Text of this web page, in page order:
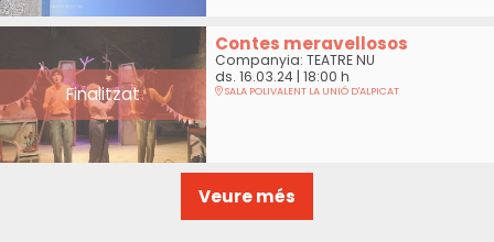
Finalitzat
Contes meravellosos
Companyia: TEATRE NU
ds. 16.03.24| 18:00 h
SALA POLIVALENT LA UNIÓ D'ALPICAT
Veure més